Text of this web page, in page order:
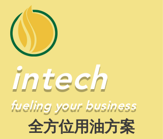
intech
fueling your business
​全方位用油方案